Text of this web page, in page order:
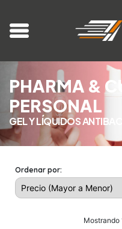
PHARMA &
PERSONAL
GEL Y LÍQUIDOS
Ordenar por:
Mostrando